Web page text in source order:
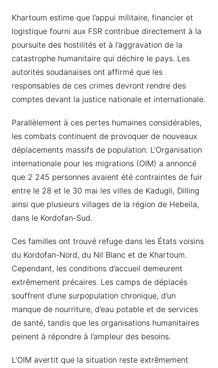
Khartoum estime que l’appui militaire, financier et
logistique fourni aux FSR contribue directement à la
poursuite des hostilités et à l’aggravation de la
catastrophe humanitaire qui déchire le pays. Les
autorités soudanaises ont affirmé que les
responsables de ces crimes devront rendre des
comptes devant la justice nationale et internationale.
Parallèlement à ces pertes humaines considérables,
les combats continuent de provoquer de nouveaux
déplacements massifs de population. L’Organisation
internationale pour les migrations (OIM) a annoncé
que 2 245 personnes avaient été contraintes de fuir
entre le 28 et le 30 mai les villes de Kadugli, Dilling
ainsi que plusieurs villages de la région de Hebeila,
dans le Kordofan-Sud.
Ces familles ont trouvé refuge dans les États voisins
du Kordofan-Nord, du Nil Blanc et de Khartoum.
Cependant, les conditions d’accueil demeurent
extrêmement précaires. Les camps de déplacés
souffrent d’une surpopulation chronique, d’un
manque de nourriture, d’eau potable et de services
de santé, tandis que les organisations humanitaires
peinent à répondre à l’ampleur des besoins.
L’OIM avertit que la situation reste extrêmement